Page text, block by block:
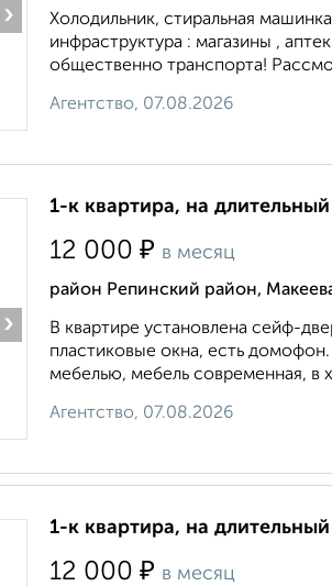
›
Холодильник, стиральная
инфраструктура : магазины ,
общественно транспорта!
Агентство, 07.08.2026
›
1-к квартира, на
12 000 ₽ в месяц
район Репинский район,
В квартире установлена сейф-
пластиковые окна, есть
мебелью, мебель современная, в
Агентство, 07.08.2026
1-к квартира, на
12 000 ₽ в месяц